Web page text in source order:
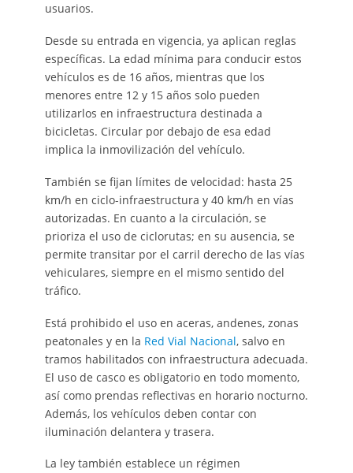
usuarios.
Desde su entrada en vigencia, ya aplican reglas
específicas. La edad mínima para conducir estos
vehículos es de 16 años, mientras que los
menores entre 12 y 15 años solo pueden
utilizarlos en infraestructura destinada a
bicicletas. Circular por debajo de esa edad
implica la inmovilización del vehículo.
También se fijan límites de velocidad: hasta 25
km/h en ciclo-infraestructura y 40 km/h en vías
autorizadas. En cuanto a la circulación, se
prioriza el uso de ciclorutas; en su ausencia, se
permite transitar por el carril derecho de las vías
vehiculares, siempre en el mismo sentido del
tráfico.
Está prohibido el uso en aceras, andenes, zonas
peatonales y en la Red Vial Nacional, salvo en
tramos habilitados con infraestructura adecuada.
El uso de casco es obligatorio en todo momento,
así como prendas reflectivas en horario nocturno.
Además, los vehículos deben contar con
iluminación delantera y trasera.
La ley también establece un régimen